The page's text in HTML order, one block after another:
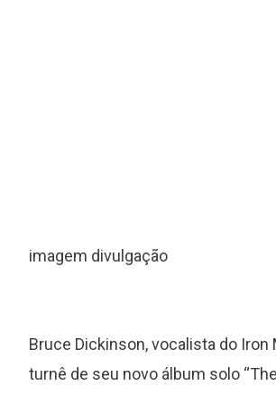
imagem divulgação
Bruce Dickinson, vocalista do Iron
turnê de seu novo álbum solo